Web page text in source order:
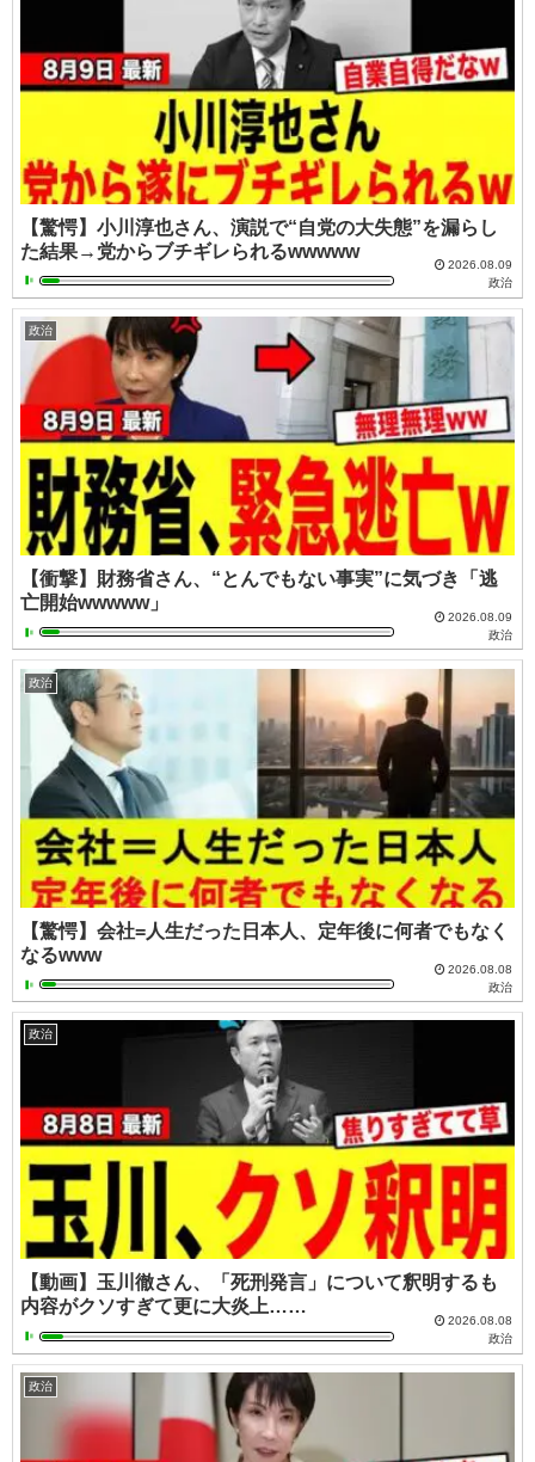
【驚愕】小川淳也さん、演説で“自党の大失態”を漏らし
た結果→党からブチギレられるwwwww
2026.08.09
政治
政治
【衝撃】財務省さん、“とんでもない事実”に気づき「逃
亡開始wwwww」
2026.08.09
政治
政治
【驚愕】会社=人生だった日本人、定年後に何者でもなく
なるwww
2026.08.08
政治
政治
【動画】玉川徹さん、「死刑発言」について釈明するも
内容がクソすぎて更に大炎上……
2026.08.08
政治
政治